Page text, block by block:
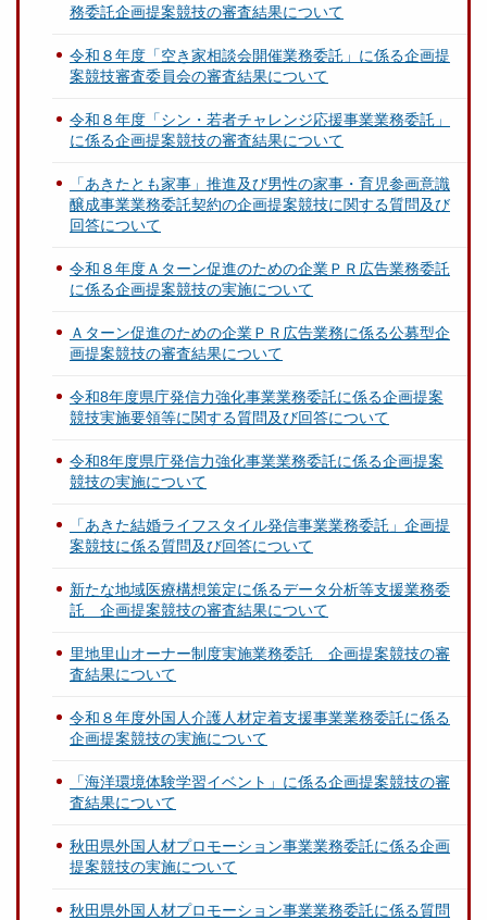
務委託企画提案競技の審査結果について
令和８年度「空き家相談会開催業務委託」に係る企画提
案競技審査委員会の審査結果について
令和８年度「シン・若者チャレンジ応援事業業務委託」
に係る企画提案競技の審査結果について
「あきたとも家事」推進及び男性の家事・育児参画意識
醸成事業業務委託契約の企画提案競技に関する質問及び
回答について
令和８年度Ａターン促進のための企業ＰＲ広告業務委託
に係る企画提案競技の実施について
Ａターン促進のための企業ＰＲ広告業務に係る公募型企
画提案競技の審査結果について
令和8年度県庁発信力強化事業業務委託に係る企画提案
競技実施要領等に関する質問及び回答について
令和8年度県庁発信力強化事業業務委託に係る企画提案
競技の実施について
「あきた結婚ライフスタイル発信事業業務委託」企画提
案競技に係る質問及び回答について
新たな地域医療構想策定に係るデータ分析等支援業務委
託 企画提案競技の審査結果について
里地里山オーナー制度実施業務委託 企画提案競技の審
査結果について
令和８年度外国人介護人材定着支援事業業務委託に係る
企画提案競技の実施について
「海洋環境体験学習イベント」に係る企画提案競技の審
査結果について
秋田県外国人材プロモーション事業業務委託に係る企画
提案競技の実施について
秋田県外国人材プロモーション事業業務委託に係る質問